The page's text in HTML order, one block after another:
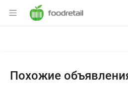
Раздел навигации по
Похожие